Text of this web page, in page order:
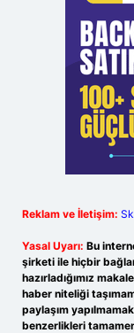
Reklam ve İletişim:
Yasal Uyarı: Bu
şirketi ile hiçbir
hazırladığımız
haber niteliği
paylaşım
benzerlikleri